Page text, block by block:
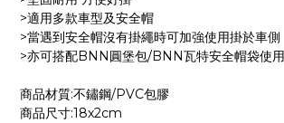
>適用多款車型及安全帽
>當遇到安全帽沒有掛繩時可加強使用掛於車側
>亦可搭配BNN圓堡包/BNN瓦特安全帽袋使用
商品材質:不鏽鋼/PVC包膠
商品尺寸:18x2cm